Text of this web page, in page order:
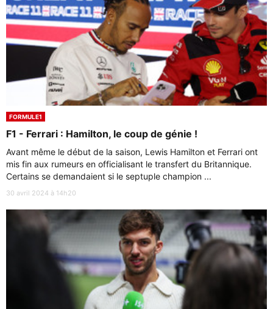
FORMULE1
F1 - Ferrari : Hamilton, le coup de génie !
Avant même le début de la saison, Lewis Hamilton et Ferrari ont
mis fin aux rumeurs en officialisant le transfert du Britannique.
Certains se demandaient si le septuple champion ...
30 avril 2024 à 14h20